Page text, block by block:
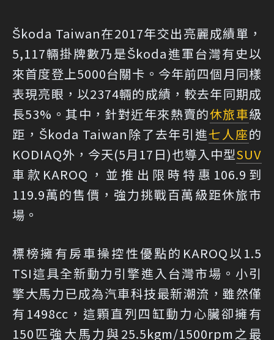
Škoda Taiwan在2017年交出亮麗成績單，
5,117輛掛牌數乃是Škoda進軍台灣有史以
來首度登上5000台關卡。今年前四個月同樣
表現亮眼，以2374輛的成績，較去年同期成
長53%。其中，針對近年來熱賣的休旅車級
距，Škoda Taiwan除了去年引進七人座的
KODIAQ外，今天(5月17日)也導入中型SUV
車款KAROQ，並推出限時特惠106.9到
119.9萬的售價，強力挑戰百萬級距休旅市
場。
標榜擁有房車操控性優點的KAROQ以1.5
TSI這具全新動力引擎進入台灣市場。小引
擎大馬力已成為汽車科技最新潮流，雖然僅
有1498cc，這顆直列四缸動力心臟卻擁有
150匹強大馬力與25.5kgm/1500rpm之最